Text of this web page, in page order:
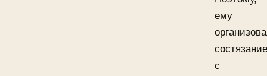
ему
состязание
с